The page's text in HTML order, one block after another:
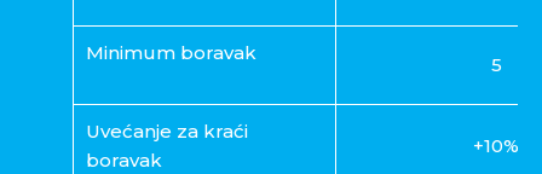
Minimum boravak
5
Uvećanje za kraći
boravak
+10%